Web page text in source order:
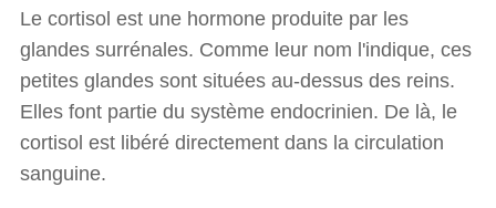
Le cortisol est une hormone produite par les
glandes surrénales. Comme leur nom l'indique, ces
petites glandes sont situées au-dessus des reins.
Elles font partie du système endocrinien. De là, le
cortisol est libéré directement dans la circulation
sanguine.